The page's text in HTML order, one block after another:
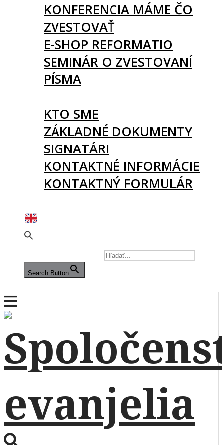
KONFERENCIA MÁME ČO
ZVESTOVAŤ
E-SHOP REFORMATIO
SEMINÁR O ZVESTOVANÍ
PÍSMA
KTO SME
ZÁKLADNÉ DOKUMENTY
SIGNATÁRI
KONTAKTNÉ INFORMÁCIE
KONTAKTNÝ FORMULÁR
Search Button